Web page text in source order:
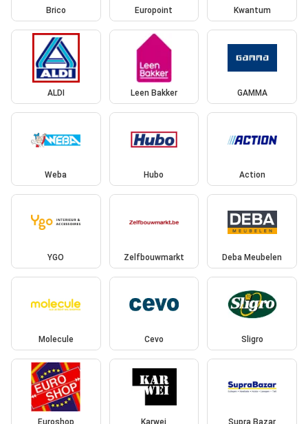
Brico Europoint Kwantum
ALDI Leen Bakker GAMMA
Weba Hubo Action
YGO Zelfbouwmarkt Deba Meubelen
Molecule Cevo Sligro
Euroshop Karwei Supra Bazar